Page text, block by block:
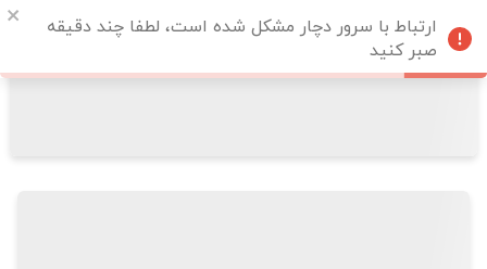
ارتباط با سرور دچار مشکل شده است، لطفا چند دقیقه
صبر کنید